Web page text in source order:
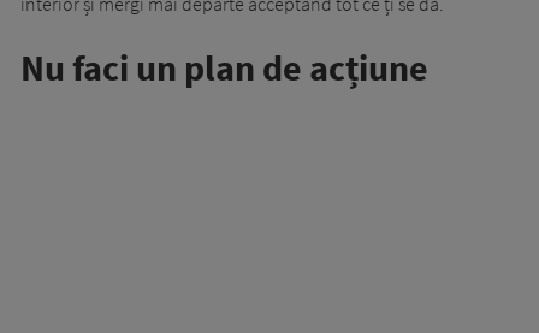
Nu faci un plan de acțiune